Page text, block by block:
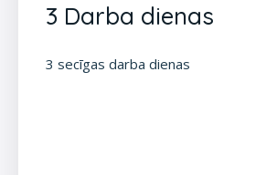
3 Darba dienas
3 secīgas darba dienas